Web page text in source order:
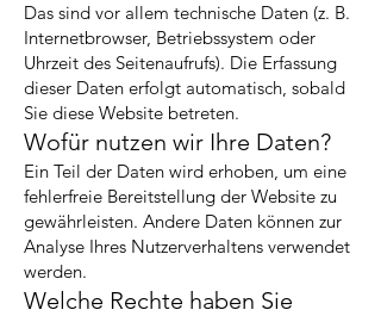
Das sind vor allem technische Daten (z. B.
Internetbrowser, Betriebssystem oder
Uhrzeit des Seitenaufrufs). Die Erfassung
dieser Daten erfolgt automatisch, sobald
Sie diese Website betreten.
Wofür nutzen wir Ihre Daten?
Ein Teil der Daten wird erhoben, um eine
fehlerfreie Bereitstellung der Website zu
gewährleisten. Andere Daten können zur
Analyse Ihres Nutzerverhaltens verwendet
werden.
Welche Rechte haben Sie